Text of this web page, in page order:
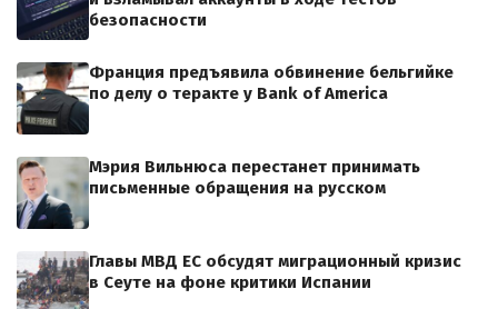
безопасности
Франция предъявила обвинение бельгийке
по делу о теракте у Bank of America
Мэрия Вильнюса перестанет принимать
письменные обращения на русском
Главы МВД ЕС обсудят миграционный кризис
в Сеуте на фоне критики Испании